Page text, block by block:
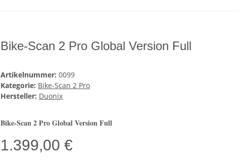
Bike-Scan 2 Pro Global Version Full
Artikelnummer: 0099
Kategorie: Bike-Scan 2 Pro
Hersteller: Duonix
Bike-Scan 2 Pro Global Version Full
1.399,00 €